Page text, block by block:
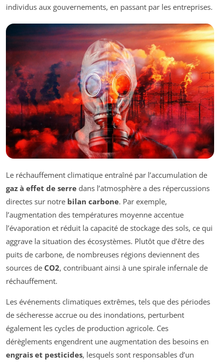
individus aux gouvernements, en passant par les entreprises.
Le réchauffement climatique entraîné par l’accumulation de
gaz à effet de serre dans l’atmosphère a des répercussions
directes sur notre bilan carbone. Par exemple,
l’augmentation des températures moyenne accentue
l’évaporation et réduit la capacité de stockage des sols, ce qui
aggrave la situation des écosystèmes. Plutôt que d’être des
puits de carbone, de nombreuses régions deviennent des
sources de CO2, contribuant ainsi à une spirale infernale de
réchauffement.
Les événements climatiques extrêmes, tels que des périodes
de sécheresse accrue ou des inondations, perturbent
également les cycles de production agricole. Ces
dérèglements engendrent une augmentation des besoins en
engrais et pesticides, lesquels sont responsables d’un